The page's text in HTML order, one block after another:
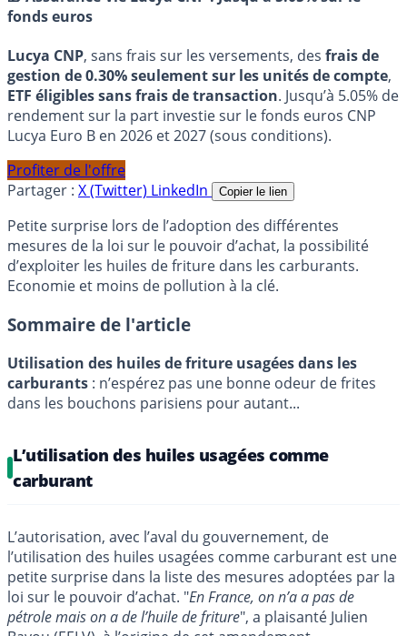
fonds euros
Lucya CNP, sans frais sur les versements, des frais de
gestion de 0.30% seulement sur les unités de compte,
ETF éligibles sans frais de transaction. Jusqu’à 5.05% de
rendement sur la part investie sur le fonds euros CNP
Lucya Euro B en 2026 et 2027 (sous conditions).
Profiter de l'offre
Partager : X (Twitter) LinkedIn Copier le lien
Petite surprise lors de l’adoption des différentes
mesures de la loi sur le pouvoir d’achat, la possibilité
d’exploiter les huiles de friture dans les carburants.
Economie et moins de pollution à la clé.
Sommaire de l'article
Utilisation des huiles de friture usagées dans les
carburants : n’espérez pas une bonne odeur de frites
dans les bouchons parisiens pour autant...
L’utilisation des huiles usagées comme
carburant
L’autorisation, avec l’aval du gouvernement, de
l’utilisation des huiles usagées comme carburant est une
petite surprise dans la liste des mesures adoptées par la
loi sur le pouvoir d’achat. "En France, on n’a a pas de
pétrole mais on a de l’huile de friture", a plaisanté Julien